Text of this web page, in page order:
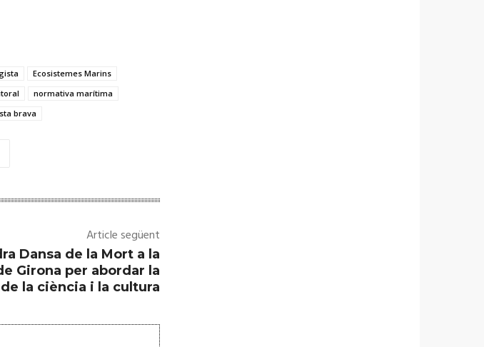
Ecosistemes Marins
normativa marítima
brava
Article següent
Dansa de la Mort a la
Girona per abordar la
la ciència i la cultura